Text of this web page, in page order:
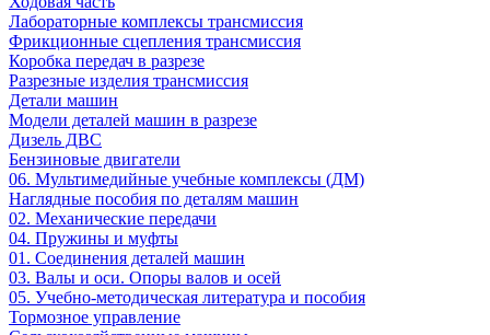
Лабораторные комплексы трансмиссия
Фрикционные сцепления трансмиссия
Коробка передач в разрезе
Разрезные изделия трансмиссия
Детали машин
Модели деталей машин в разрезе
Дизель ДВС
Бензиновые двигатели
06. Мультимедийные учебные комплексы (ДМ)
Наглядные пособия по деталям машин
02. Механические передачи
04. Пружины и муфты
01. Соединения деталей машин
03. Валы и оси. Опоры валов и осей
05. Учебно-методическая литература и пособия
Тормозное управление